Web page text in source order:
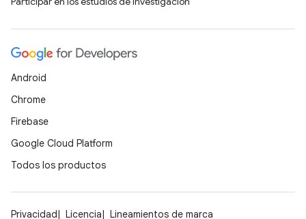
Android
Chrome
Firebase
Google Cloud Platform
Todos los productos
Privacidad Licencia Lineamientos de marca